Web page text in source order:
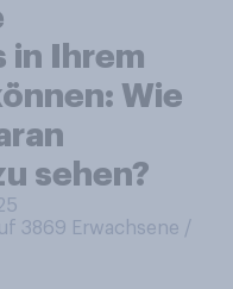
in Ihrem
Wie
sehen?
3869 Erwachsene /